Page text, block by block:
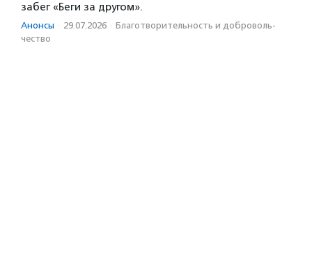
забег «Беги за другом».
Анонсы · 29.07.2026 · Благотвори­тель­ность и доброволь­
чест­во